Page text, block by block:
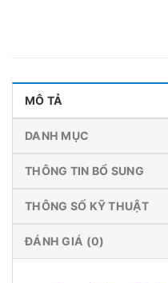
MÔ TẢ
DANH MỤC
THÔNG TIN BỔ SUNG
THÔNG SỐ KỸ THUẬT
ĐÁNH GIÁ (0)